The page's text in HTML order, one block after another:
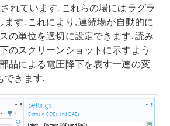
れています. これらの場にはラグラ
ます. これにより, 連続場が自動的に
の単位を適切に設定できます. 読み
のスクリーンショットに示すよう
品による電圧降下を表す一連の変
できます.